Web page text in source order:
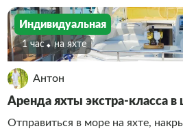
Индивидуальная
1 час На яхте
Антон
Аренда яхты экстра-класса
Отправиться в море на яхте,